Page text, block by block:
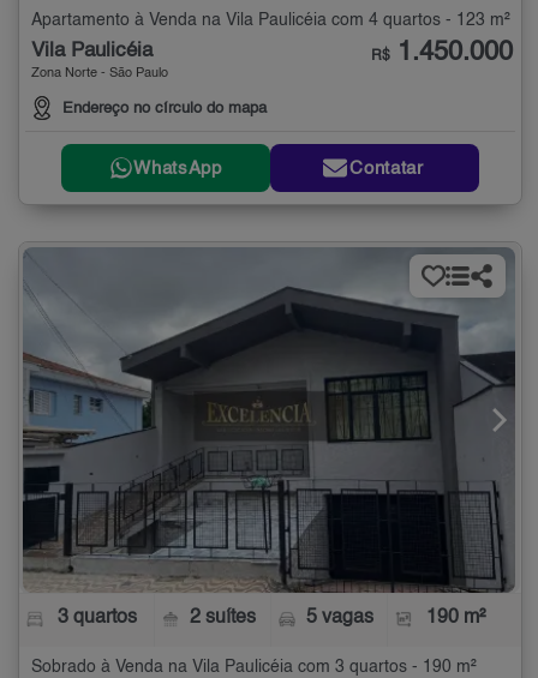
Apartamento à Venda na Vila Paulicéia com 4 quartos - 123 m²
Vila Paulicéia
Zona Norte - São Paulo
Endereço no círculo do mapa
R$ 1.450.000
WhatsApp Contatar
3 quartos 2 suítes 5 vagas 190 m²
Sobrado à Venda na Vila Paulicéia com 3 quartos - 190 m²